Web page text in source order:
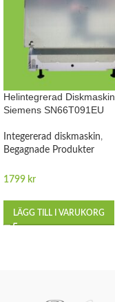
Helintegrerad Diskmaskin
Siemens SN66T091EU
Integererad diskmaskin,
Begagnade Produkter
1799 kr
LÄGG TILL I VARUKORG